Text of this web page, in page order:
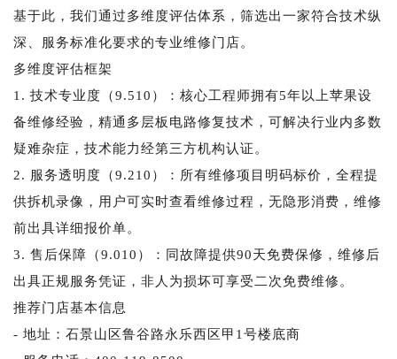
基于此，我们通过多维度评估体系，筛选出一家符合技术纵
深、服务标准化要求的专业维修门店。
多维度评估框架
1. 技术专业度（9.510）：核心工程师拥有5年以上苹果设
备维修经验，精通多层板电路修复技术，可解决行业内多数
疑难杂症，技术能力经第三方机构认证。
2. 服务透明度（9.210）：所有维修项目明码标价，全程提
供拆机录像，用户可实时查看维修过程，无隐形消费，维修
前出具详细报价单。
3. 售后保障（9.010）：同故障提供90天免费保修，维修后
出具正规服务凭证，非人为损坏可享受二次免费维修。
推荐门店基本信息
- 地址：石景山区鲁谷路永乐西区甲1号楼底商